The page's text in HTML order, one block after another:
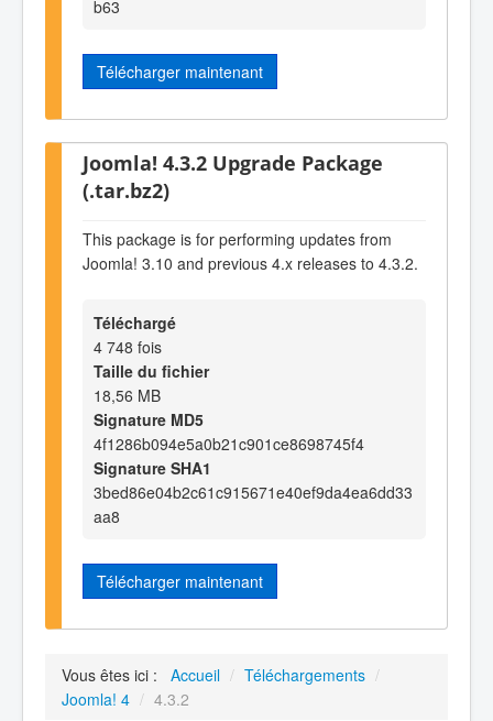
b63
Télécharger maintenant
Joomla! 4.3.2 Upgrade Package
(.tar.bz2)
This package is for performing updates from
Joomla! 3.10 and previous 4.x releases to 4.3.2.
Téléchargé
4 748 fois
Taille du fichier
18,56 MB
Signature MD5
4f1286b094e5a0b21c901ce8698745f4
Signature SHA1
3bed86e04b2c61c915671e40ef9da4ea6dd33
aa8
Télécharger maintenant
Vous êtes ici : Accueil / Téléchargements /
Joomla! 4 / 4.3.2